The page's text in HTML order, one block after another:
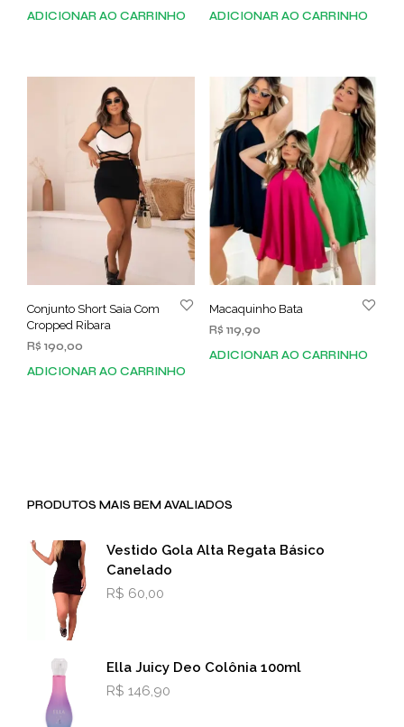
ADICIONAR AO CARRINHO ADICIONAR AO CARRINHO
Conjunto Short Saia Com
Cropped Ribara
R$ 190,00
ADICIONAR AO CARRINHO
Macaquinho Bata
R$ 119,90
ADICIONAR AO CARRINHO
PRODUTOS MAIS BEM AVALIADOS
Vestido Gola Alta Regata Básico
Canelado
R$ 60,00
Ella Juicy Deo Colônia 100ml
R$ 146,90